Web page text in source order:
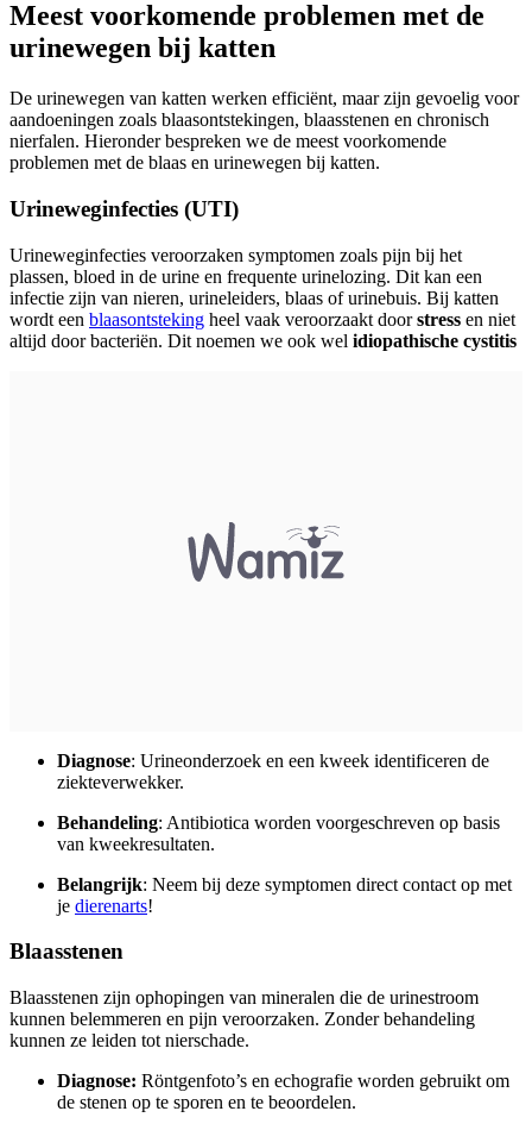
Meest voorkomende problemen met de
urinewegen bij katten
De urinewegen van katten werken efficiënt, maar zijn gevoelig voor
aandoeningen zoals blaasontstekingen, blaasstenen en chronisch
nierfalen. Hieronder bespreken we de meest voorkomende
problemen met de blaas en urinewegen bij katten.
Urineweginfecties (UTI)
Urineweginfecties veroorzaken symptomen zoals pijn bij het
plassen, bloed in de urine en frequente urinelozing. Dit kan een
infectie zijn van nieren, urineleiders, blaas of urinebuis. Bij katten
wordt een blaasontsteking heel vaak veroorzaakt doorstress en niet
altijd door bacteriën. Dit noemen we ook wel idiopathische cystitis
Diagnose: Urineonderzoek en een kweek identificeren de
ziekteverwekker.
Behandeling: Antibiotica worden voorgeschreven op basis
van kweekresultaten.
Belangrijk: Neem bij deze symptomen direct contact op met
je dierenarts!
Blaasstenen
Blaasstenen zijn ophopingen van mineralen die de urinestroom
kunnen belemmeren en pijn veroorzaken. Zonder behandeling
kunnen ze leiden tot nierschade.
Diagnose: Röntgenfoto’s en echografie worden gebruikt om
de stenen op te sporen en te beoordelen.